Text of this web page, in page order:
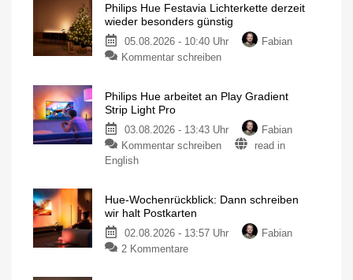
Philips Hue Festavia Lichterkette derzeit
wieder besonders günstig
05.08.2026 - 10:40 Uhr
Fabian
Kommentar schreiben
Philips Hue arbeitet an Play Gradient
Strip Light Pro
03.08.2026 - 13:43 Uhr
Fabian
Kommentar schreiben
read in
English
Hue-Wochenrückblick: Dann schreiben
wir halt Postkarten
02.08.2026 - 13:57 Uhr
Fabian
2 Kommentare